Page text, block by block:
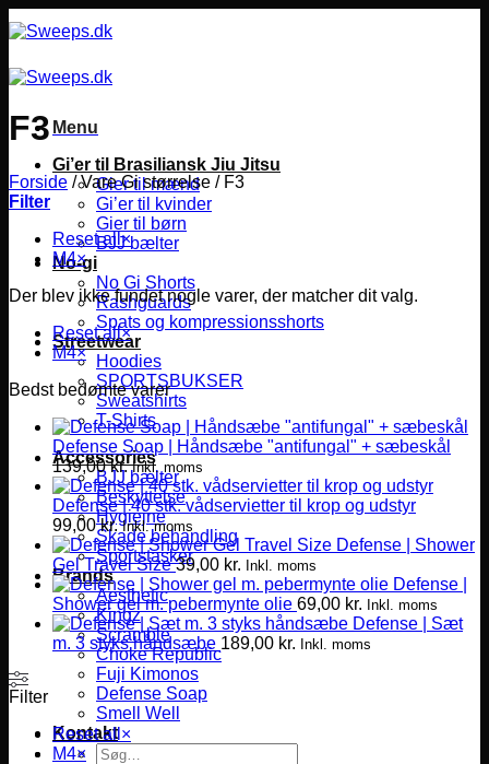
til
Menu
Gi’er til Brasiliansk Jiu Jitsu
Gier til mænd
Gi’er til kvinder
Gier til børn
BJJ bælter
No-gi
No Gi Shorts
Rashguards
Spats og kompressionsshorts
Streetwear
Hoodies
SPORTSBUKSER
Sweatshirts
T-Shirts
Accessories
BJJ bælter
Beskyttelse
Hygiejne
Skade behandling
Sportstasker
Brands
Aesthetic
Kingz
Scramble
Choke Republic
Fuji Kimonos
Defense Soap
Smell Well
Kontakt
Søg
F3
Forside /Vare Gi størrelse /F3
Filter
Reset all×
M4×
Der blev ikke fundet nogle varer, der matcher dit valg.
Reset all×
M4×
Bedst bedømte varer
Defense Soap | Håndsæbe "antifungal" + sæbeskål
139,00kr. Inkl. moms
Defense | 40 stk. vådservietter til krop og udstyr
99,00kr. Inkl. moms
Defense | Shower
Gel Travel Size 39,00 kr. Inkl. moms
Defense |
Shower gel m. pebermynte olie 69,00 kr. Inkl. moms
Defense | Sæt
m. 3 styks håndsæbe 189,00 kr. Inkl. moms
Filter
Reset all ×
M4×